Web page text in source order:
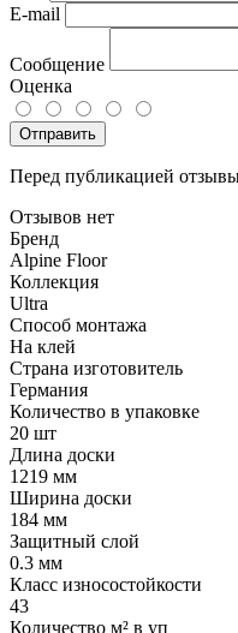
E-mail
Сообщение
Оценка
Отправить
Перед публикацией
Отзывов нет
Бренд
Alpine Floor
Коллекция
Ultra
Способ монтажа
На клей
Страна изготовитель
Германия
Количество в упаковке
20 шт
Длина доски
1219 мм
Ширина доски
184 мм
Защитный слой
0.3 мм
Класс износостойкости
43
Количество м² в уп